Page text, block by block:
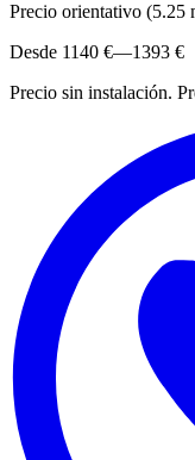
Precio orientativo (5.25
Desde 1140 €—1393 €
Precio sin instalación.